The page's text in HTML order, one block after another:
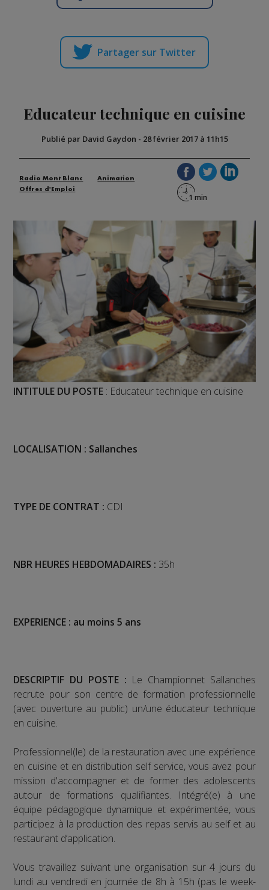
Partager sur Twitter
Educateur technique en cuisine
Publié par David Gaydon - 28 février 2017 à 11h15
Radio Mont Blanc
Animation
Offres d'Emploi
INTITULE DU POSTE : Educateur technique en cuisine
LOCALISATION : Sallanches
TYPE DE CONTRAT : CDI
NBR HEURES HEBDOMADAIRES : 35h
EXPERIENCE : au moins 5 ans
DESCRIPTIF DU POSTE : Le Championnet Sallanches
recrute pour son centre de formation professionnelle
(avec ouverture au public) un/une éducateur technique
en cuisine.
Professionnel(le) de la restauration avec une expérience
en cuisine et en distribution self service, vous avez pour
mission d'accompagner et de former des adolescents
autour de formations qualifiantes. Intégré(e) à une
équipe pédagogique dynamique et expérimentée, vous
participez à la production des repas servis au self et au
restaurant d’application.
Vous travaillez suivant une organisation sur 4 jours du
lundi au vendredi en journée de 8h à 15h (pas le week-